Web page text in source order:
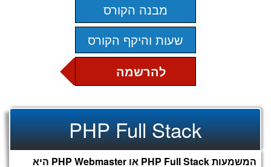
מבנה הקורס
שעות והיקף הקורס
להרשמה
PHP Full Stack
המשמעות PHP Full Stack או PHP Webmaster היא
מבוא לעולם האינטרנט
מושגי יסוד , פרוטוקול HTTP , סוגי דפדפנים , שרתי
אינטרנט , תקינה , טכנולוגיות צד שרת וצד לקוח.
מסלול פעם בשבוע
6 שעות כל מפגש